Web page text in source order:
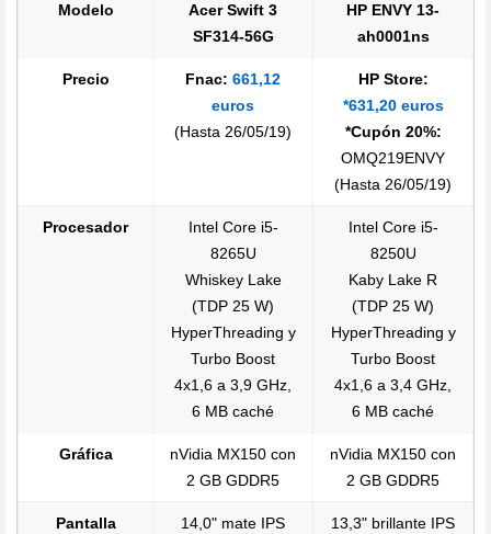
Modelo
Acer Swift 3
SF314-56G
HP ENVY 13-
ah0001ns
Precio Fnac: 661,12
euros
(Hasta 26/05/19)
HP Store:
*631,20 euros
*Cupón 20%:
OMQ219ENVY
(Hasta 26/05/19)
Procesador
Intel Core i5-
8265U
Whiskey Lake
(TDP 25 W)
HyperThreading y
Turbo Boost
4x1,6 a 3,9 GHz,
6 MB caché
Intel Core i5-
8250U
Kaby Lake R
(TDP 25 W)
HyperThreading y
Turbo Boost
4x1,6 a 3,4 GHz,
6 MB caché
Gráfica
nVidia MX150 con
2 GB GDDR5
nVidia MX150 con
2 GB GDDR5
Pantalla
14,0" mate IPS
13,3" brillante IPS